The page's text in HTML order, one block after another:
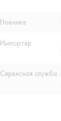
Новинка
Импортер
Сервисная служба